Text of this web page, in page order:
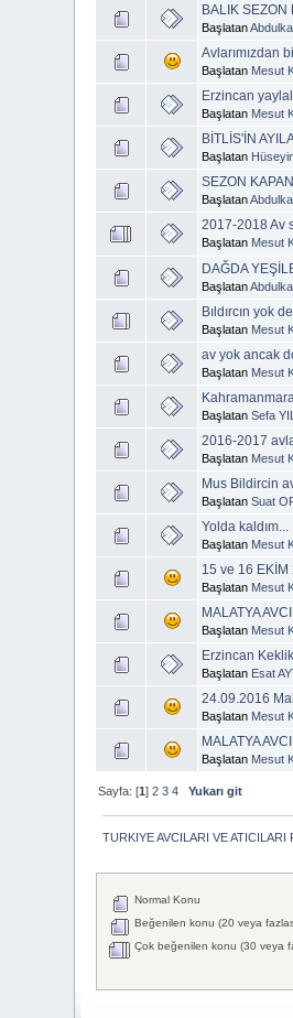
BALIK SEZON
Başlatan
Avlarımızdan
Başlatan Mesut
Erzincan
Başlatan Mesut
BİTLİS'İN
Başlatan
SEZON
Başlatan
2017-2018 Av
Başlatan Mesut
DAĞDA
Başlatan
Bıldırcın yok
Başlatan Mesut
av yok ancak
Başlatan Mesut
BaşlatanSefa
2016-2017
Başlatan Mesut
Mus Bildircin
BaşlatanSuat
Yolda kaldım...
Başlatan Mesut
15 ve 16 EKİM
Başlatan Mesut
MALATYA
Başlatan Mesut
Erzincan Keklik
Başlatan Esat
24.09.2016
Başlatan Mesut
MALATYA
Başlatan Mesut
Sayfa: [1]2 3 4 Yukarı git
TURKIYE AVCILARI VE ATICILARI
Normal Konu
Beğenilen konu (20 veya
Çok beğenilen konu (30 veya